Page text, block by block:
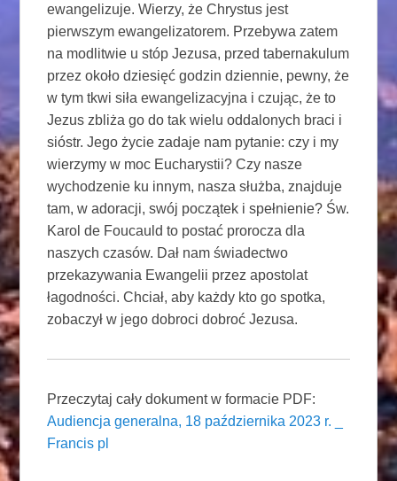
ewangelizuje. Wierzy, że Chrystus jest
pierwszym ewangelizatorem. Przebywa zatem
na modlitwie u stóp Jezusa, przed tabernakulum
przez około dziesięć godzin dziennie, pewny, że
w tym tkwi siła ewangelizacyjna i czując, że to
Jezus zbliża go do tak wielu oddalonych braci i
sióstr. Jego życie zadaje nam pytanie: czy i my
wierzymy w moc Eucharystii? Czy nasze
wychodzenie ku innym, nasza służba, znajduje
tam, w adoracji, swój początek i spełnienie? Św.
Karol de Foucauld to postać prorocza dla
naszych czasów. Dał nam świadectwo
przekazywania Ewangelii przez apostolat
łagodności. Chciał, aby każdy kto go spotka,
zobaczył w jego dobroci dobroć Jezusa.
Przeczytaj cały dokument w formacie PDF:
Audiencja generalna, 18 października 2023 r. _
Francis pl